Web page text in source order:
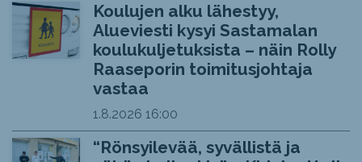
Koulujen alku lähestyy,
Alueviesti kysyi Sastamalan
koulukuljetuksista – näin Rolly
Raaseporin toimitusjohtaja
vastaa
1.8.2026 16:00
“Rönsyilevää, syvällistä ja